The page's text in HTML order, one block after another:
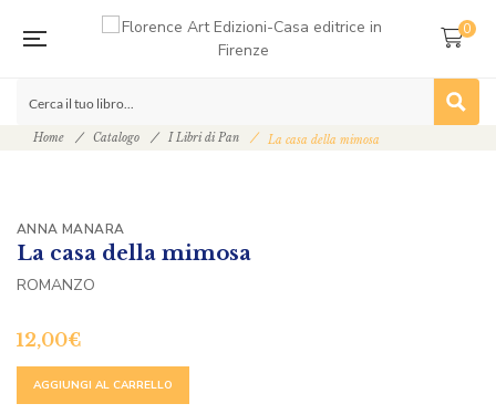
0
Home Catalogo I Libri di Pan La casa della mimosa
ANNA MANARA
La casa della mimosa
ROMANZO
12,00€
AGGIUNGI AL CARRELLO